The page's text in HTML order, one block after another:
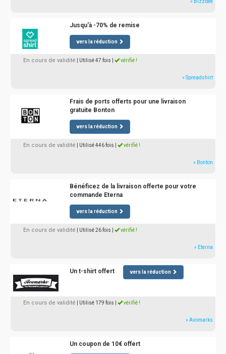
» Bizzbee
Jusqu'à -70% de remise
vers la réduction
En cours de validité | Utilisé 47 fois vérifié !
» Spreadshirt
Frais de ports offerts pour une livraison
gratuite Bonton
vers la réduction
En cours de validité | Utilisé 446 fois vérifié !
» Bonton
Bénéficez de la livraison offerte pour votre
commande Eterna
vers la réduction
En cours de validité | Utilisé 26 fois vérifié !
» Eterna
Un t-shirt offert vers la réduction
En cours de validité | Utilisé 179 fois vérifié !
» Avomarks
Un coupon de 10€ offert